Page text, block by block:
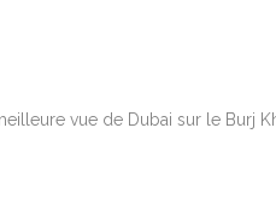
vue de Dubai sur le Burj